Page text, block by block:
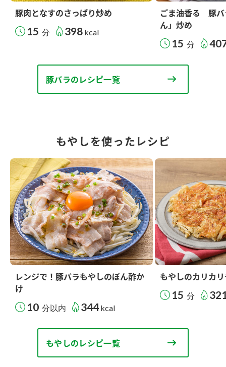
豚肉となすのさっぱり炒め
15 分 398 kcal
ごま油香る 豚バ
ん」炒め
15 分
豚バラのレシピ一覧
もやしを使ったレシピ
レンジで！豚バラもやしのぽん酢か
け
10 分以内 344 kcal
もやしのカリカ
15 分
もやしのレシピ一覧